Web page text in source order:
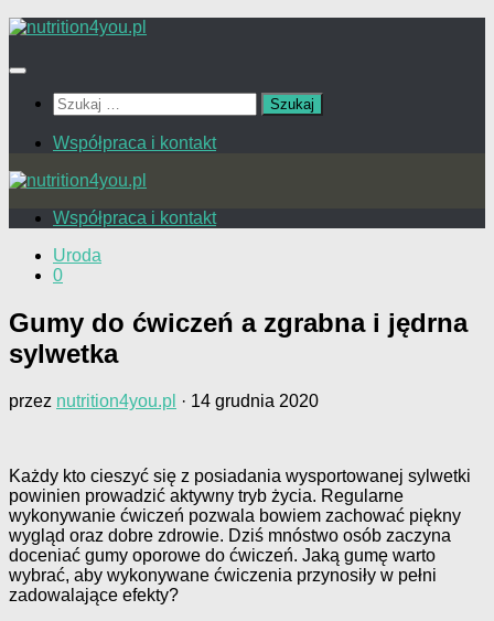
Przejdź
treści
Szukaj:
Współpraca i kontakt
Współpraca i kontakt
Uroda
0
Gumy do ćwiczeń a zgrabna i jędrna
sylwetka
przez nutrition4you.pl · 14 grudnia 2020
Każdy kto cieszyć się z posiadania wysportowanej sylwetki
powinien prowadzić aktywny tryb życia. Regularne
wykonywanie ćwiczeń pozwala bowiem zachować piękny
wygląd oraz dobre zdrowie. Dziś mnóstwo osób zaczyna
doceniać gumy oporowe do ćwiczeń. Jaką gumę warto
wybrać, aby wykonywane ćwiczenia przynosiły w pełni
zadowalające efekty?